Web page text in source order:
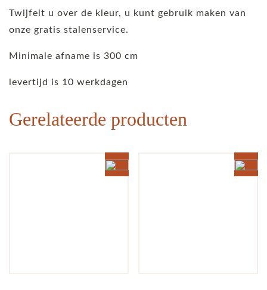
Twijfelt u over de kleur, u kunt gebruik maken van
onze gratis stalenservice.
Minimale afname is 300 cm
levertijd is 10 werkdagen
Gerelateerde producten